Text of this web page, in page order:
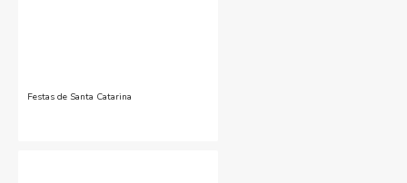
Festas de Santa Catarina